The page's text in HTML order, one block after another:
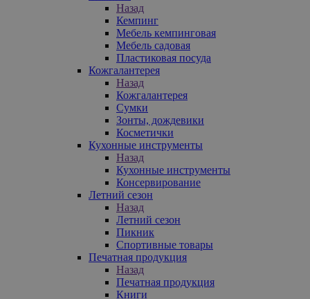
Назад
Кемпинг
Мебель кемпинговая
Мебель садовая
Пластиковая посуда
Кожгалантерея
Назад
Кожгалантерея
Сумки
Зонты, дождевики
Косметички
Кухонные инструменты
Назад
Кухонные инструменты
Консервирование
Летний сезон
Назад
Летний сезон
Пикник
Спортивные товары
Печатная продукция
Назад
Печатная продукция
Книги